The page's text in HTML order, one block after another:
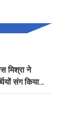
मिश्रा ने
संग किया